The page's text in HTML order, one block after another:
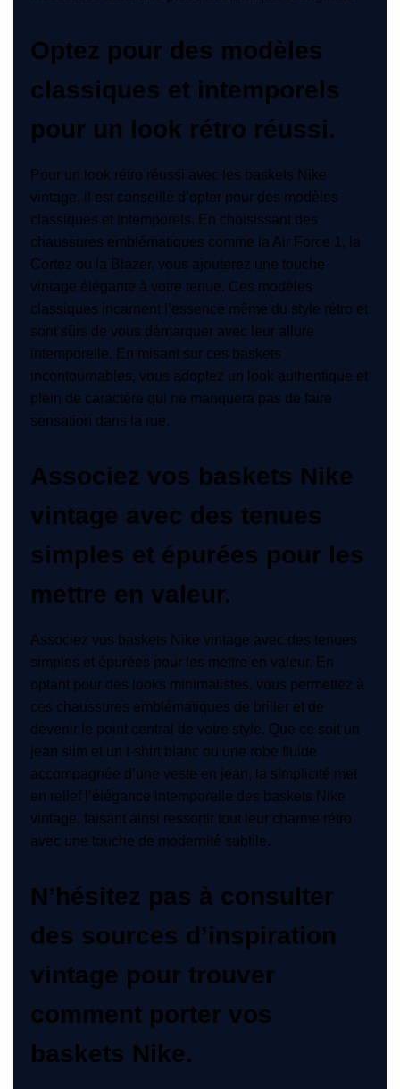
Optez pour des modèles
classiques et intemporels
pour un look rétro réussi.
Pour un look rétro réussi avec les baskets Nike
vintage, il est conseillé d’opter pour des modèles
classiques et intemporels. En choisissant des
chaussures emblématiques comme la Air Force 1, la
Cortez ou la Blazer, vous ajouterez une touche
vintage élégante à votre tenue. Ces modèles
classiques incarnent l’essence même du style rétro et
sont sûrs de vous démarquer avec leur allure
intemporelle. En misant sur ces baskets
incontournables, vous adoptez un look authentique et
plein de caractère qui ne manquera pas de faire
sensation dans la rue.
Associez vos baskets Nike
vintage avec des tenues
simples et épurées pour les
mettre en valeur.
Associez vos baskets Nike vintage avec des tenues
simples et épurées pour les mettre en valeur. En
optant pour des looks minimalistes, vous permettez à
ces chaussures emblématiques de briller et de
devenir le point central de votre style. Que ce soit un
jean slim et un t-shirt blanc ou une robe fluide
accompagnée d’une veste en jean, la simplicité met
en relief l’élégance intemporelle des baskets Nike
vintage, faisant ainsi ressortir tout leur charme rétro
avec une touche de modernité subtile.
N’hésitez pas à consulter
des sources d’inspiration
vintage pour trouver
comment porter vos
baskets Nike.